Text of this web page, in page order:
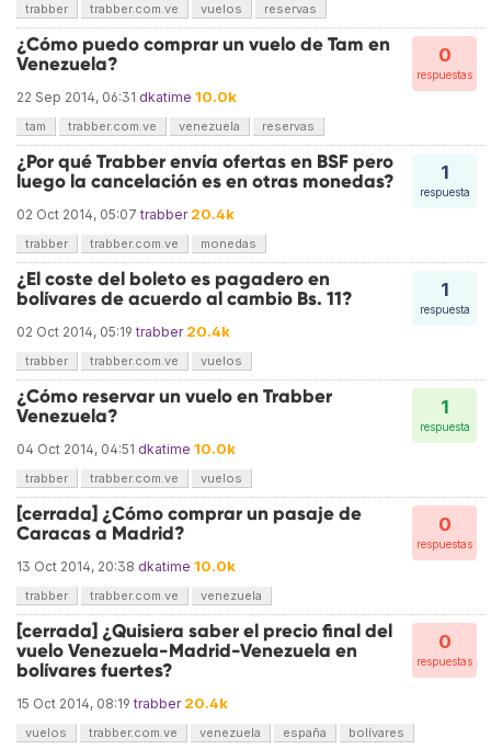
trabber trabber.com.ve vuelos reservas
0
respuestas
¿Cómo puedo comprar un vuelo de Tam en
Venezuela?
22 Sep 2014, 06:31 dkatime 10.0k
tam trabber.com.ve venezuela reservas
1
respuesta
¿Por qué Trabber envía ofertas en BSF pero
luego la cancelación es en otras monedas?
02 Oct 2014, 05:07 trabber 20.4k
trabber trabber.com.ve monedas
1
respuesta
¿El coste del boleto es pagadero en
bolívares de acuerdo al cambio Bs. 11?
02 Oct 2014, 05:19 trabber 20.4k
trabber trabber.com.ve vuelos
1
respuesta
¿Cómo reservar un vuelo en Trabber
Venezuela?
04 Oct 2014, 04:51 dkatime 10.0k
trabber trabber.com.ve vuelos
0
respuestas
[cerrada] ¿Cómo comprar un pasaje de
Caracas a Madrid?
13 Oct 2014, 20:38 dkatime 10.0k
trabber trabber.com.ve venezuela
0
respuestas
[cerrada] ¿Quisiera saber el precio final del
vuelo Venezuela-Madrid-Venezuela en
bolívares fuertes?
15 Oct 2014, 08:19 trabber 20.4k
vuelos trabber.com.ve venezuela españa bolívares